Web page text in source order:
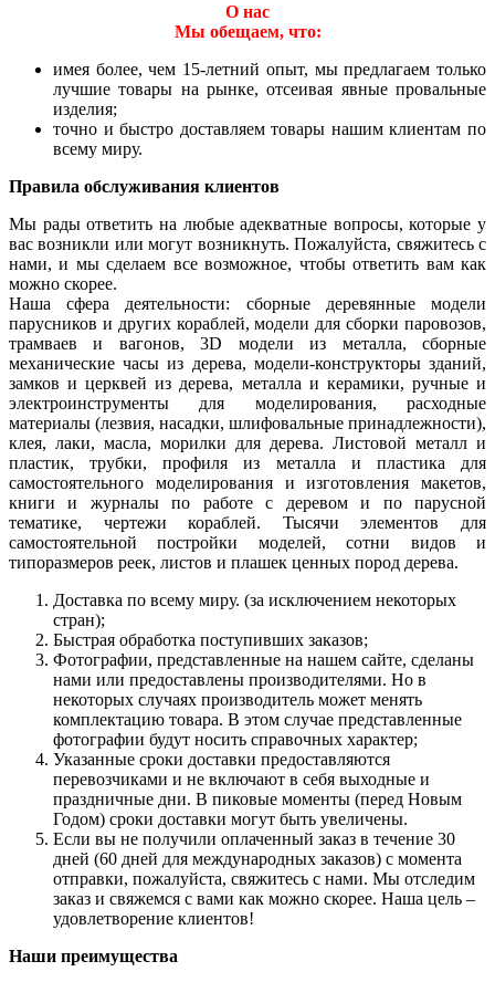
О нас
Мы обещаем, что:
имея более, чем 15-летний опыт, мы предлагаем только
лучшие товары на рынке, отсеивая явные провальные
изделия;
точно и быстро доставляем товары нашим клиентам по
всему миру.
Правила обслуживания клиентов
Мы рады ответить на любые адекватные вопросы, которые у
вас возникли или могут возникнуть. Пожалуйста, свяжитесь с
нами, и мы сделаем все возможное, чтобы ответить вам как
можно скорее.
Наша сфера деятельности: сборные деревянные модели
парусников и других кораблей, модели для сборки паровозов,
трамваев и вагонов, 3D модели из металла, сборные
механические часы из дерева, модели-конструкторы зданий,
замков и церквей из дерева, металла и керамики, ручные и
электроинструменты для моделирования, расходные
материалы (лезвия, насадки, шлифовальные принадлежности),
клея, лаки, масла, морилки для дерева. Листовой металл и
пластик, трубки, профиля из металла и пластика для
самостоятельного моделирования и изготовления макетов,
книги и журналы по работе с деревом и по парусной
тематике, чертежи кораблей. Тысячи элементов для
самостоятельной постройки моделей, сотни видов и
типоразмеров реек, листов и плашек ценных пород дерева.
Доставка по всему миру. (за исключением некоторых
стран);
Быстрая обработка поступивших заказов;
Фотографии, представленные на нашем сайте, сделаны
нами или предоставлены производителями. Но в
некоторых случаях производитель может менять
комплектацию товара. В этом случае представленные
фотографии будут носить справочных характер;
Указанные сроки доставки предоставляются
перевозчиками и не включают в себя выходные и
праздничные дни. В пиковые моменты (перед Новым
Годом) сроки доставки могут быть увеличены.
Если вы не получили оплаченный заказ в течение 30
дней (60 дней для международных заказов) с момента
отправки, пожалуйста, свяжитесь с нами. Мы отследим
заказ и свяжемся с вами как можно скорее. Наша цель –
удовлетворение клиентов!
Наши преимущества